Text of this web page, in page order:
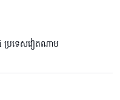
រទេសវៀតណាម